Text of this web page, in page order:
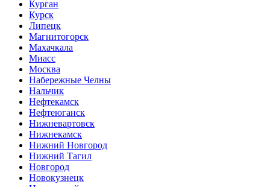
Курган
Курск
Липецк
Магнитогорск
Махачкала
Миасс
Москва
Набережные Челны
Нальчик
Нефтекамск
Нефтеюганск
Нижневартовск
Нижнекамск
Нижний Новгород
Нижний Тагил
Новгород
Новокузнецк